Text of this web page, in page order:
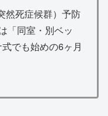
然死症候群）予防
「同室・別ベッ
でも始めの6ヶ月